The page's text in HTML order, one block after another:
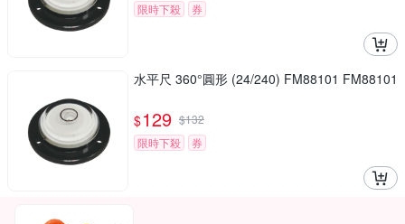
限時下殺
券
水平尺 360°圓形 (24/240) FM88101 FM88101
$129 $132
限時下殺
券